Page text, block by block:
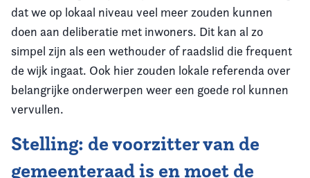
dat we op lokaal niveau veel meer zouden kunnen
doen aan deliberatie met inwoners. Dit kan al zo
simpel zijn als een wethouder of raadslid die frequent
de wijk ingaat. Ook hier zouden lokale referenda over
belangrijke onderwerpen weer een goede rol kunnen
vervullen.
Stelling: de voorzitter van de
gemeenteraad is en moet de